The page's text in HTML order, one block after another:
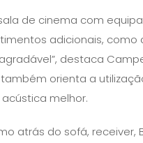
de cinema com
adicionais, como
destaca
orienta a
melhor.
atrás do sofá, receiver,